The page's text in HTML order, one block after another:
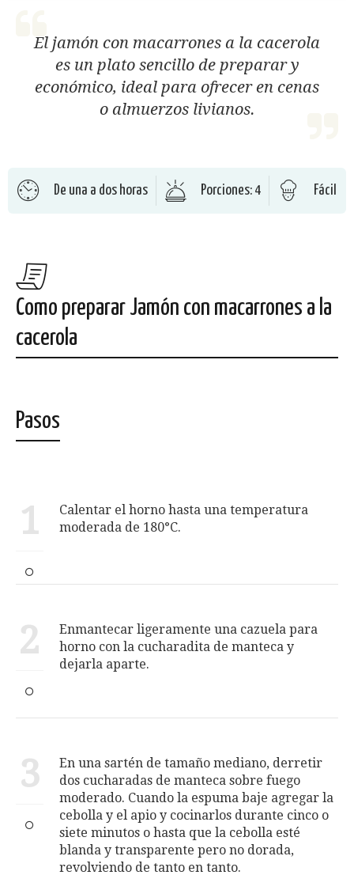
El jamón con macarrones a la cacerola
es un plato sencillo de preparar y
económico, ideal para ofrecer en cenas
o almuerzos livianos.
De una a dos horas Porciones: 4 Fácil
Como preparar Jamón con macarrones a la
cacerola
Pasos
1
Calentar el horno hasta una temperatura
moderada de 180°C.
2
Enmantecar ligeramente una cazuela para
horno con la cucharadita de manteca y
dejarla aparte.
3
En una sartén de tamaño mediano, derretir
dos cucharadas de manteca sobre fuego
moderado. Cuando la espuma baje agregar la
cebolla y el apio y cocinarlos durante cinco o
siete minutos o hasta que la cebolla esté
blanda y transparente pero no dorada,
revolviendo de tanto en tanto.